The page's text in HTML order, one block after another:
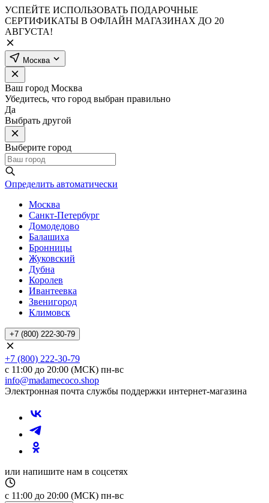
УСПЕЙТЕ ИСПОЛЬЗОВАТЬ ПОДАРОЧНЫЕ
СЕРТИФИКАТЫ В ОФЛАЙН МАГАЗИНАХ ДО 20
АВГУСТА!
Москва
Ваш город Москва
Убедитесь, что город выбран правильно
Да
Выбрать другой
Выберите город
Определить автоматически
Москва
Санкт-Петербург
Домодедово
Балашиха
Бронницы
Жуковский
Дубна
Королев
Ивантеевка
Звенигород
Климовск
+7 (800) 222-30-79
+7 (800) 222-30-79
с 11:00 до 20:00 (МСК) пн-вс
info@madamecoco.shop
Электронная почта службы поддержки интернет-магазина
или напишите нам в соцсетях
с 11:00 до 20:00 (МСК) пн-вс